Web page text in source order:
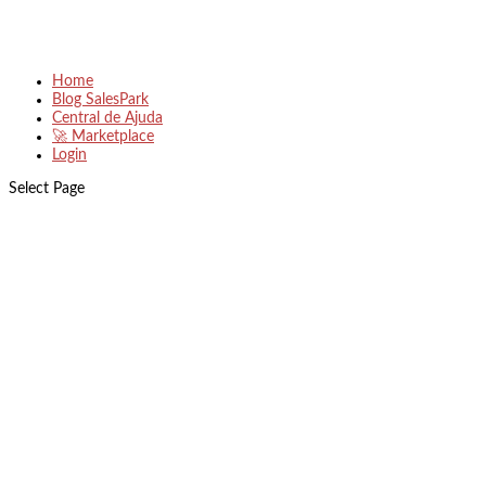
Home
Blog SalesPark
Central de Ajuda
🚀 Marketplace
Login
Select Page